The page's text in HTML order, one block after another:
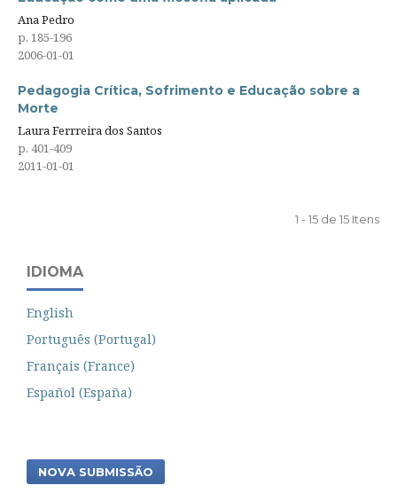
Ana Pedro
p. 185-196
2006-01-01
Pedagogia Crítica, Sofrimento e Educação sobre a
Morte
Laura Ferrreira dos Santos
p. 401-409
2011-01-01
1 - 15 de 15 Itens
IDIOMA
English
Português (Portugal)
Français (France)
Español (España)
NOVA SUBMISSÃO